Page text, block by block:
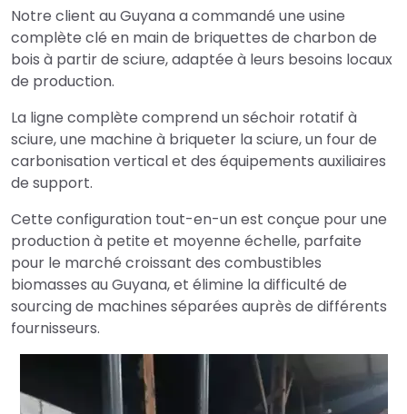
Notre client au Guyana a commandé une usine
complète clé en main de briquettes de charbon de
bois à partir de sciure, adaptée à leurs besoins locaux
de production.
La ligne complète comprend un séchoir rotatif à
sciure, une machine à briqueter la sciure, un four de
carbonisation vertical et des équipements auxiliaires
de support.
Cette configuration tout-en-un est conçue pour une
production à petite et moyenne échelle, parfaite
pour le marché croissant des combustibles
biomasses au Guyana, et élimine la difficulté de
sourcing de machines séparées auprès de différents
fournisseurs.